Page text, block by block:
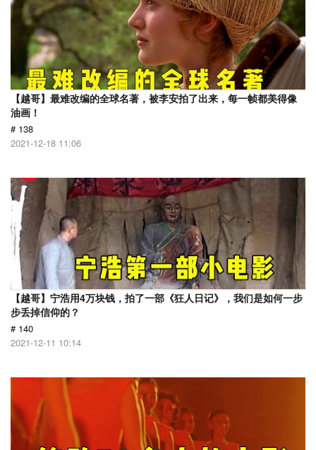
【越哥】最难改编的全球名著，被李安拍了出来，每一帧都美得像
油画！
# 138
2021-12-18 11:06
【越哥】宁浩用4万块钱，拍了一部《狂人日记》，我们是如何一步
步丢掉信仰的？
# 140
2021-12-11 10:14